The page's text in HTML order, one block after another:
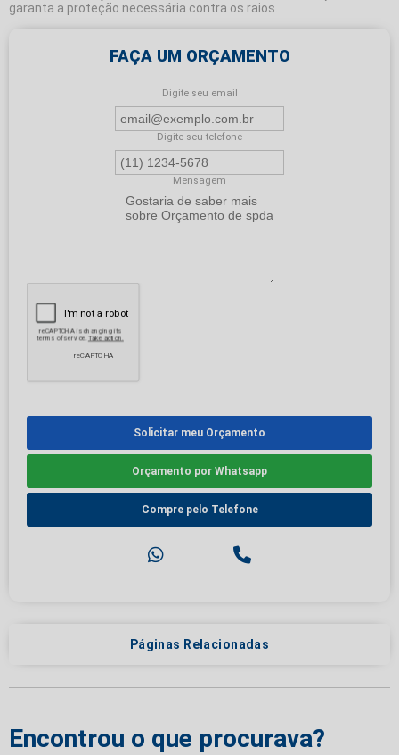
garanta a proteção necessária contra os raios.
FAÇA UM ORÇAMENTO
Digite seu email
Digite seu telefone
Mensagem
Solicitar meu Orçamento
Orçamento por Whatsapp
Compre pelo Telefone
Páginas Relacionadas
Encontrou o que procurava?